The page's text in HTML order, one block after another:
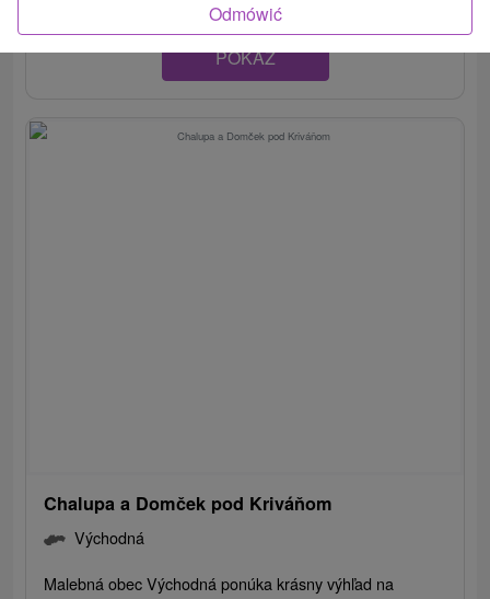
POKAZ
Chalupa a Domček pod Kriváňom
Východná
Malebná obec Východná ponúka krásny výhľad na
Odmówić